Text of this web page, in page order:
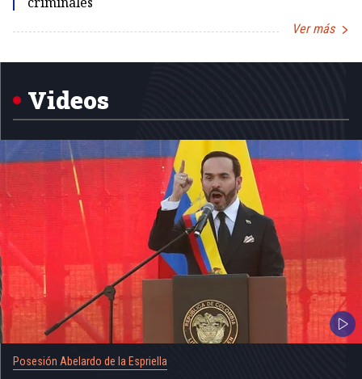
Ver más
Videos
Posesión Abelardo de la Espriella